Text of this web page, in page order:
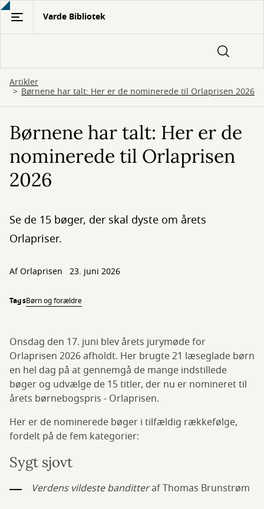
Gå
hovedindhold
Varde Bibliotek
Artikler
Børnene har talt: Her er de nominerede til Orlaprisen 2026
Børnene har talt: Her er de
nominerede til Orlaprisen
2026
Se de 15 bøger, der skal dyste om årets
Orlapriser.
Af Orlaprisen 23. juni 2026
TagsBørn og forældre
Onsdag den 17. juni blev årets jurymøde for
Orlaprisen 2026 afholdt. Her brugte 21 læseglade børn
en hel dag på at gennemgå de mange indstillede
bøger og udvælge de 15 titler, der nu er nomineret til
årets børnebogspris - Orlaprisen.
Her er de nominerede bøger i tilfældig rækkefølge,
fordelt på de fem kategorier:
Sygt sjovt
Verdens vildeste banditteraf Thomas Brunstrøm